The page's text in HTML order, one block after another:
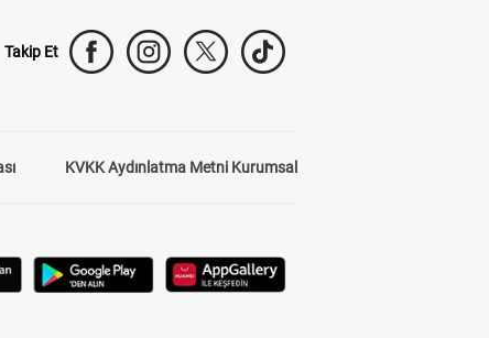
Takip Et
KVKK Aydınlatma Metni Kurumsal